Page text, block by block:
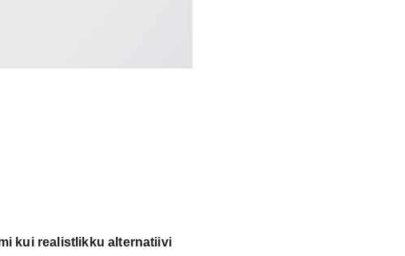
kui realistlikku alternatiivi